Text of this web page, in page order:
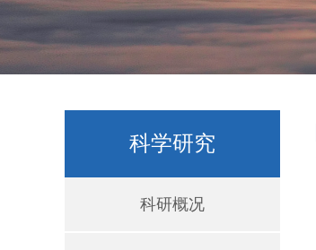
科学研究
科研概况